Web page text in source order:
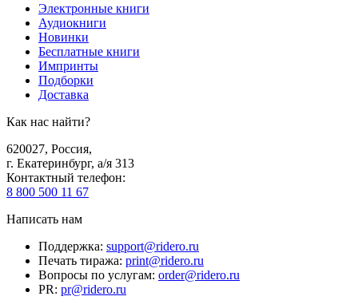
Электронные книги
Аудиокниги
Новинки
Бесплатные книги
Импринты
Подборки
Доставка
Как нас найти?
620027, Россия,
г. Екатеринбург, а/я 313
Контактный телефон:
8 800 500 11 67
Написать нам
Поддержка: support@ridero.ru
Печать тиража: print@ridero.ru
Вопросы по услугам: order@ridero.ru
PR: pr@ridero.ru